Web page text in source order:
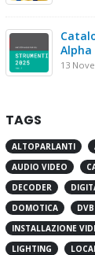
13
TAGS
ALTOPARLANTI
AUDIO VIDEO
DECODER
DOMOTICA
INSTALLAZIONE
LIGHTING